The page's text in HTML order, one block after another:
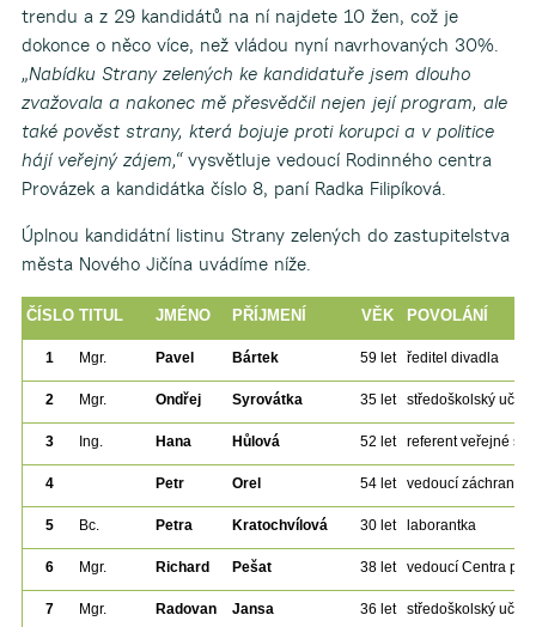
trendu a z 29 kandidátů na ní najdete 10 žen, což je
dokonce o něco více, než vládou nyní navrhovaných 30%.
„Nabídku Strany zelených ke kandidatuře jsem dlouho
zvažovala a nakonec mě přesvědčil nejen její program, ale
také pověst strany, která bojuje proti korupci a v politice
hájí veřejný zájem,“vysvětluje vedoucí Rodinného centra
Provázek a kandidátka číslo 8, paní Radka Filipíková.
Úplnou kandidátní listinu Strany zelených do zastupitelstva
města Nového Jičína uvádíme níže.
ČÍSLO TITUL JMÉNO PŘÍJMENÍ VĚK POVOLÁNÍ
1 Mgr. Pavel Bártek 59 let ředitel divadla
2 Mgr. Ondřej Syrovátka 35 let středoškolský učitel
3 Ing. Hana Hůlová 52 let referent veřejné
4 Petr Orel 54 let vedoucí záchranné
5 Bc. Petra Kratochvílová 30 let laborantka
6 Mgr. Richard Pešat 38 let vedoucí Centra pro
7 Mgr. Radovan Jansa 36 let středoškolský učitel